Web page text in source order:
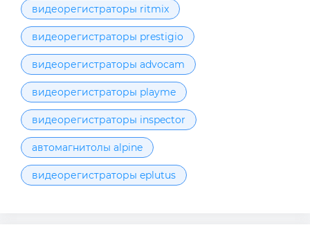
видеорегистраторы ritmix
видеорегистраторы prestigio
видеорегистраторы advocam
видеорегистраторы playme
видеорегистраторы inspector
автомагнитолы alpine
видеорегистраторы eplutus